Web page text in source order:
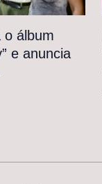
o álbum
e anuncia